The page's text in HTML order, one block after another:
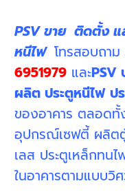
PSV ขาย ติดตั้ง แ
หนีไฟ โทรสอบถาม
6951979 และPSV
ผลิต ประตูหนีไฟ ป
ของอาคาร ตลอดทั้
อุปกรณ์เซฟตี้ ผลิต
เลส ประตูเหล็กทน
ในอาคารตามแบบวิ